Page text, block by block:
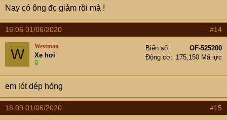
Nay có ông đc giảm rồi mà !
16:06 01/06/2020 #14
W Westman
Xe hơi
Biển số
OF-525200
Động cơ
175,150 Mã lực
em lót dép hóng
16:09 01/06/2020 #15